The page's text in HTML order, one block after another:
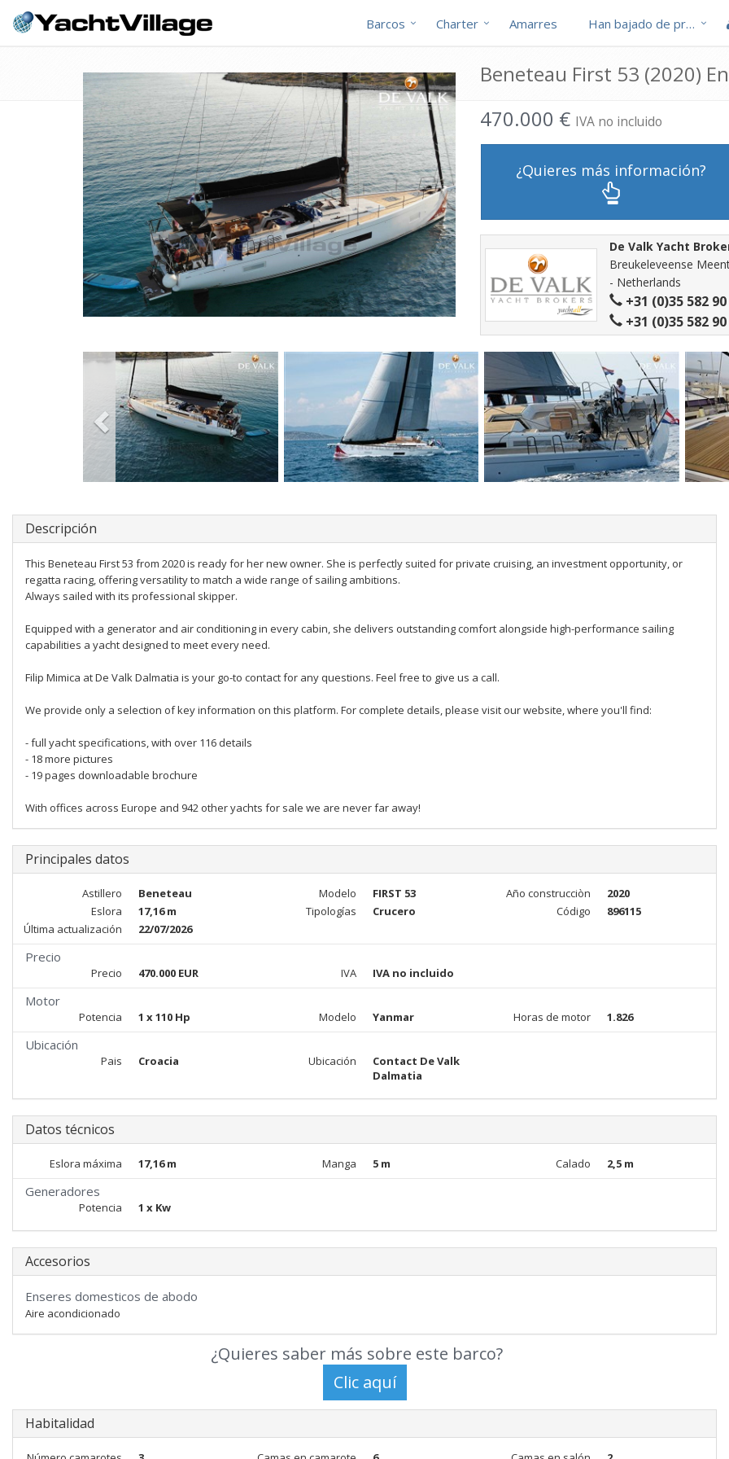
Barcos Charter Amarres Han bajado de precio
Beneteau First 53 (2020)
470.000 € IVA no incluido
¿Quieres más información?
De Valk Yacht
Breukeleveense
- Netherlands
+31 (0)35 582
+31 (0)35 582
Descripción
This Beneteau First 53 from 2020 is ready for her new owner. She is perfectly suited for private cruising, an investment opportunity, or
regatta racing, offering versatility to match a wide range of sailing ambitions.
Always sailed with its professional skipper.
Equipped with a generator and air conditioning in every cabin, she delivers outstanding comfort alongside high-performance sailing
capabilities a yacht designed to meet every need.
Filip Mimica at De Valk Dalmatia is your go-to contact for any questions. Feel free to give us a call.
We provide only a selection of key information on this platform. For complete details, please visit our website, where you'll find:
- full yacht specifications, with over 116 details
- 18 more pictures
- 19 pages downloadable brochure
With offices across Europe and 942 other yachts for sale we are never far away!
Principales datos
Astillero Beneteau Modelo FIRST 53 Año construcciòn
2020
Eslora
17,16 m Tipologías Crucero Código
896115
Última actualización
22/07/2026
Precio
Precio 470.000 EUR IVA IVA no incluido
Motor
Potencia 1 x 110 Hp Modelo Yanmar Horas de motor 1.826
Ubicación
Pais Croacia Ubicación
Contact De Valk
Dalmatia
Datos técnicos
Eslora máxima 17,16 m Manga 5 m Calado 2,5 m
Generadores
Potencia 1 x Kw
Accesorios
Enseres domesticos de abodo
Aire acondicionado
¿Quieres saber más sobre este barco?
Habitalidad